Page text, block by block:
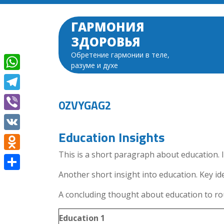
Перейти
ГАРМОНИЯ
ЗДОРОВЬЯ
Обретение гармонии в теле,
разуме и духе
0ZVYGAG2
Education Insights
This is a short paragraph about
Another short insight into education. Key
A concluding thought about education to
Education 1
WhatsApp
Telegram
Viber
VK
Odnoklassniki